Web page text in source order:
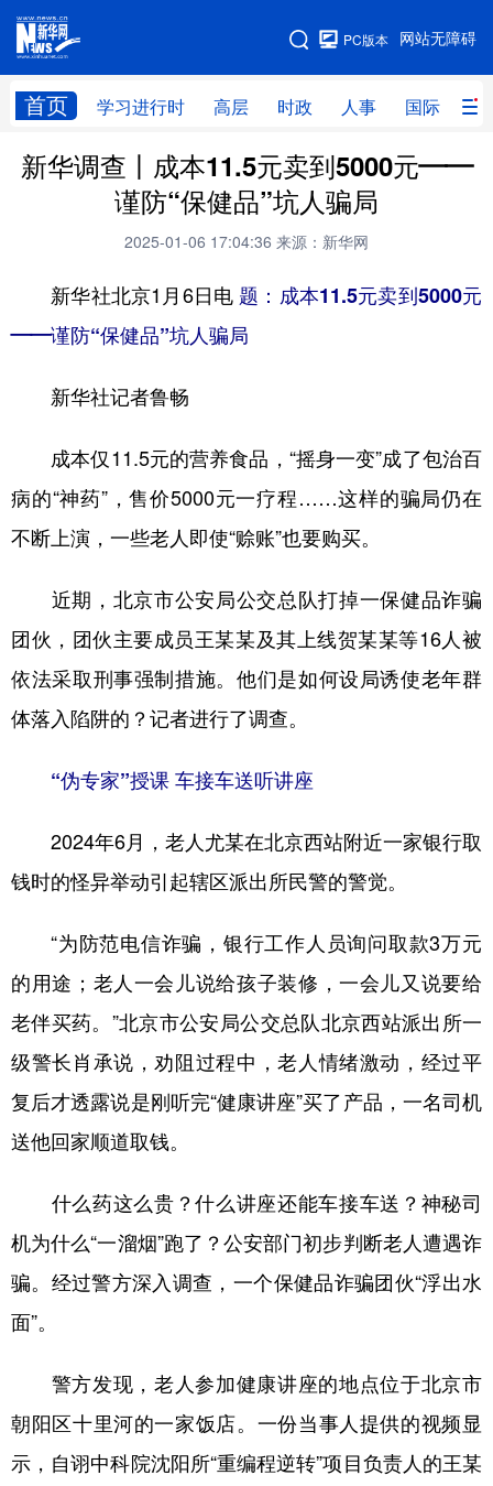
网站无障碍
PC版本
首页 学习进行时 高层 时政 人事 国际 财
网站地图
学习进行时 高层 时政 人事
财经 网评
科技 科创 量子 体育
文化 书画
访谈 视频
食品 人居 信息化 数字经济
学术中国 乡村振兴 银龄
彩票 娱乐 时尚 悦读
公益 一带一路 亚太网 上市公司
文化产业
北京 天津 河北 山西
浙江 安徽 福建 江西
山东 河南 湖北 湖南
广东 广西 海南 重庆
陕西
多语种频道
Deutsch Português
新华调查丨成本11.5元卖到5000元——
谨防“保健品”坑人骗局
2025-01-06 17:04:36 来源：新华网
新华社北京1月6日电 题：成本11.5元卖到5000元
——谨防“保健品”坑人骗局
新华社记者鲁畅
成本仅11.5元的营养食品，“摇身一变”成了包治百
病的“神药”，售价5000元一疗程……这样的骗局仍在
不断上演，一些老人即使“赊账”也要购买。
近期，北京市公安局公交总队打掉一保健品诈骗
团伙，团伙主要成员王某某及其上线贺某某等16人被
依法采取刑事强制措施。他们是如何设局诱使老年群
体落入陷阱的？记者进行了调查。
“伪专家”授课 车接车送听讲座
2024年6月，老人尤某在北京西站附近一家银行取
钱时的怪异举动引起辖区派出所民警的警觉。
“为防范电信诈骗，银行工作人员询问取款3万元
的用途；老人一会儿说给孩子装修，一会儿又说要给
老伴买药。”北京市公安局公交总队北京西站派出所一
级警长肖承说，劝阻过程中，老人情绪激动，经过平
复后才透露说是刚听完“健康讲座”买了产品，一名司机
送他回家顺道取钱。
什么药这么贵？什么讲座还能车接车送？神秘司
机为什么“一溜烟”跑了？公安部门初步判断老人遭遇诈
骗。经过警方深入调查，一个保健品诈骗团伙“浮出水
面”。
警方发现，老人参加健康讲座的地点位于北京市
朝阳区十里河的一家饭店。一份当事人提供的视频显
示，自诩中科院沈阳所“重编程逆转”项目负责人的王某